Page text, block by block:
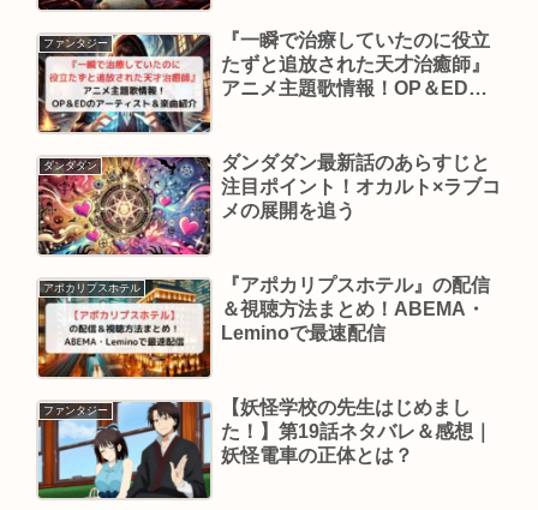
ファンタジー
『一瞬で治療していたのに役立
たずと追放された天才治癒師』
アニメ主題歌情報！OP＆EDの
ダンダダン
ダンダダン最新話のあらすじと
注目ポイント！オカルト×ラブコ
メの展開を追う
アポカリプスホテル
『アポカリプスホテル』の配信
＆視聴方法まとめ！ABEMA・
Leminoで最速配信
ファンタジー
【妖怪学校の先生はじめまし
た！】第19話ネタバレ＆感想｜
妖怪電車の正体とは？